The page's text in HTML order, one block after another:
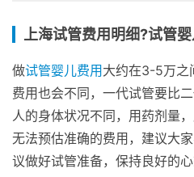
上海试管费用明细?试管
做试管婴儿费用大约在3-5万之
费用也会不同，一代试管要比
人的身体状况不同，用药剂量
无法预估准确的费用，建议大
议做好试管准备，保持良好的心